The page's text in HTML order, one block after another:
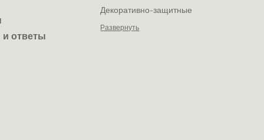
и ответы
декоративно-защитные
Развернуть